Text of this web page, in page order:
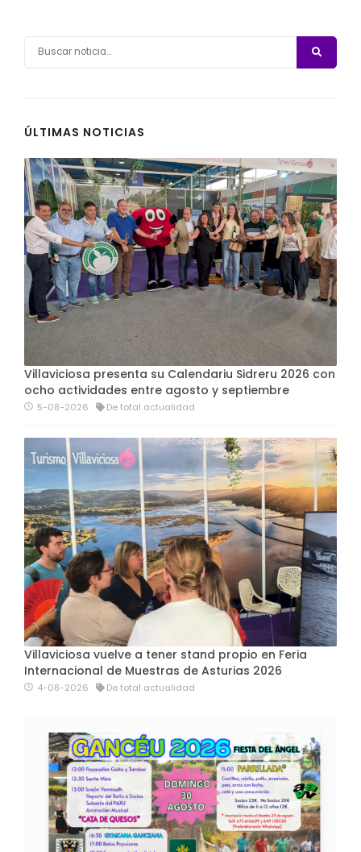
ÚLTIMAS NOTICIAS
Villaviciosa presenta su Calendariu Sidreru 2026 con
ocho actividades entre agosto y septiembre
5-08-2026 De total actualidad
Villaviciosa vuelve a tener stand propio en Feria
Internacional de Muestras de Asturias 2026
4-08-2026 De total actualidad